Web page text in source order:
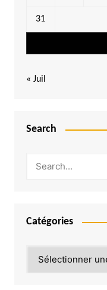
31
« Juil
Search
Catégories